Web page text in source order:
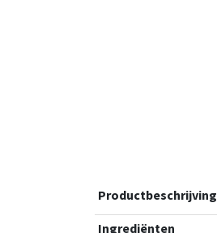
Productbeschrijving
Ingrediënten